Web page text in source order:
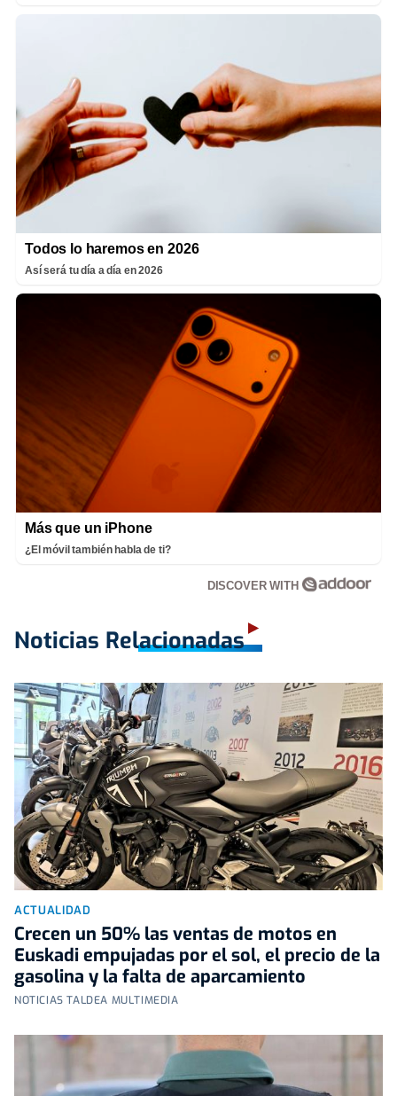
Todos lo haremos en 2026
Así será tu día a día en 2026
Más que un iPhone
¿El móvil también habla de ti?
DISCOVER WITH
Noticias Relacionadas
ACTUALIDAD
Crecen un 50% las ventas de motos en
Euskadi empujadas por el sol, el precio de la
gasolina y la falta de aparcamiento
NOTICIAS TALDEA MULTIMEDIA